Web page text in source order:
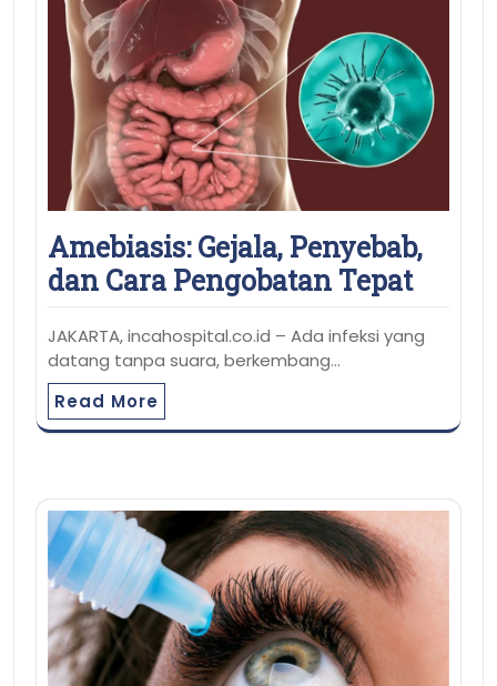
Amebiasis: Gejala, Penyebab,
dan Cara Pengobatan Tepat
JAKARTA, incahospital.co.id – Ada infeksi yang
datang tanpa suara, berkembang…
Read More